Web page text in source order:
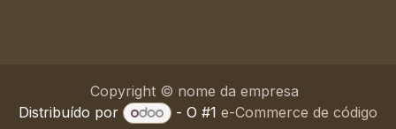
Copyright © nome da empresa
Distribuído por
- O #1 e-Commerce de código